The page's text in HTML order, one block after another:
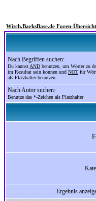
Witch.BarksBase.de Foren-Übersicht
Nach Begriffen suchen:
Du kannst AND benutzen, um Wörter zu
im Resultat sein können und NOT für
als Platzhalter benutzen.
Nach Autor suchen:
Benutze das *-Zeichen als Platzhalter
Ergebnis